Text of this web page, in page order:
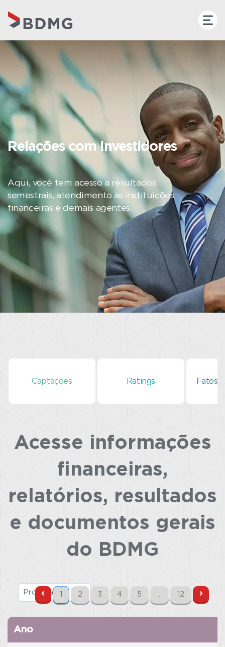
Relações com Investidores
Aqui, você tem acesso a resultados
semestrais, atendimento às instituições
financeiras e demais agentes.
Captações Ratings Fatos
Acesse informações
financeiras,
relatórios, resultados
e documentos gerais
do BDMG
1 2 3 4 5 12
Ano